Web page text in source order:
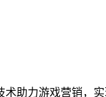
助力游戏营销，